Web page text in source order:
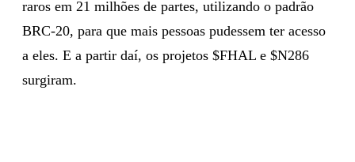
raros em 21 milhões de partes, utilizando o padrão
BRC-20, para que mais pessoas pudessem ter acesso
a eles. E a partir daí, os projetos $FHAL e $N286
surgiram.